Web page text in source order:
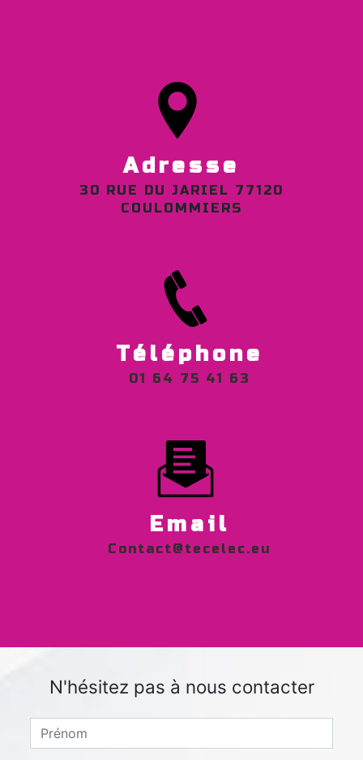
Adresse
30 RUE DU JARIEL 77120
COULOMMIERS
Téléphone
01 64 75 41 63
Email
contact@tecelec.eu
N'hésitez pas à nous contacter